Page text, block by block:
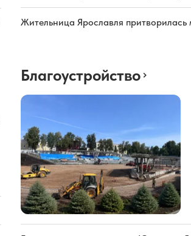
Жительница Ярославля
Благоустройство